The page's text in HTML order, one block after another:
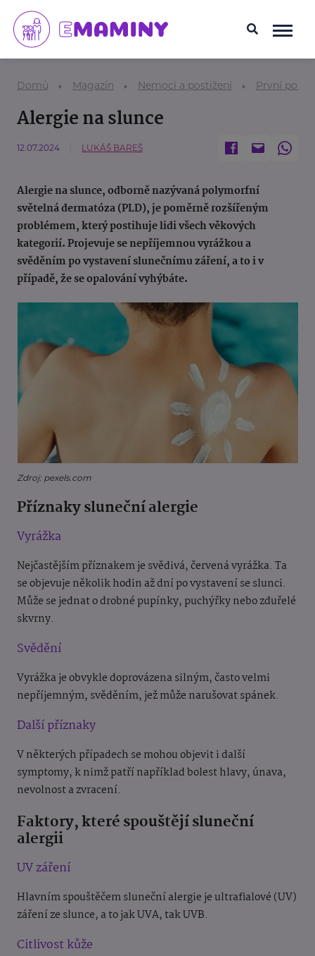
Domů Magazín Nemoci a postižení První
Alergie na slunce
12.07.2024 LUKÁŠ BAREŠ
Alergie na slunce, odborně nazývaná polymorfní
světelná dermatóza (PLD), je poměrně rozšířeným
problémem, který postihuje lidi všech věkových
kategorií. Projevuje se nepříjemnou vyrážkou a
svěděním po vystavení slunečnímu záření, a to i v
případě, že se opalování vyhýbáte.
Zdroj: pexels.com
Příznaky sluneční alergie
Vyrážka
Nejčastějším příznakem je svědivá, červená vyrážka. Ta
se objevuje několik hodin až dní po vystavení se slunci.
Může se jednat o drobné pupínky, puchýřky nebo zduřelé
skvrny.
Svědění
Vyrážka je obvykle doprovázena silným, často velmi
nepříjemným, svěděním, jež může narušovat spánek.
Další příznaky
V některých případech se mohou objevit i další
symptomy, k nimž patří například bolest hlavy, únava,
nevolnost a zvracení.
Faktory, které spouštějí sluneční
alergii
UV záření
Hlavním spouštěčem sluneční alergie je ultrafialové (UV)
záření ze slunce, a to jak UVA, tak UVB.
Citlivost kůže